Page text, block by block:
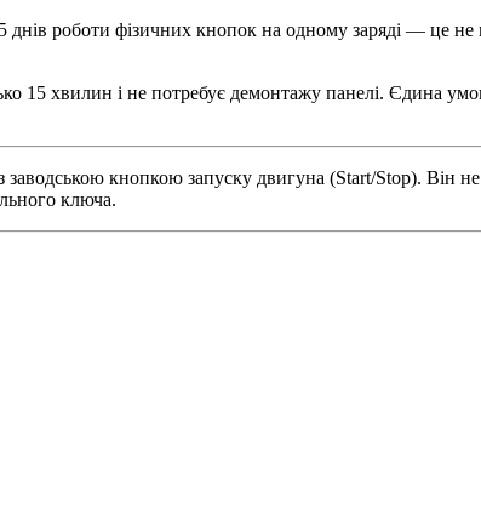
роботи фізичних кнопок на одному заряді — це не
15 хвилин і не потребує демонтажу панелі. Єдина
кнопкою запуску двигуна (Start/Stop). Він
ключа.